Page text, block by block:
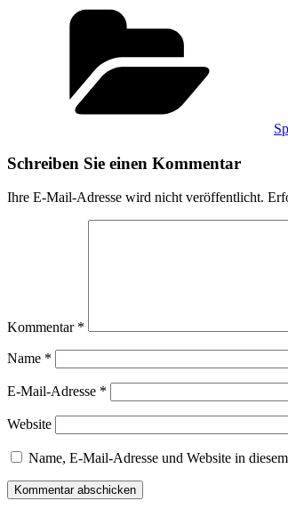
Schreiben Sie einen Kommentar
Ihre E-Mail-Adresse wird nicht veröffentlicht.
Kommentar *
Name *
E-Mail-Adresse *
Website
Name, E-Mail-Adresse und Website in